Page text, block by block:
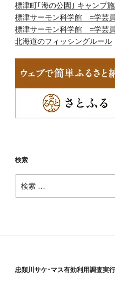
標津町｢海の公園｣ キャンプ
標津サーモン科学館 =学芸
標津サーモン科学館 =学芸
北海道のフィッシングルール
検索
索:
忠類川サケ･マス有効利用調査実